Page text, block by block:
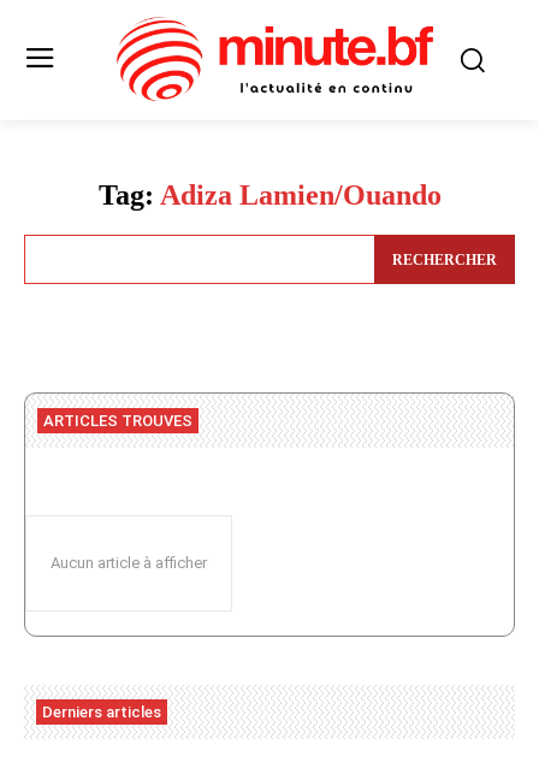
Tag: Adiza Lamien/Ouando
RECHERCHER
ARTICLES TROUVES
Aucun article à afficher
Derniers articles